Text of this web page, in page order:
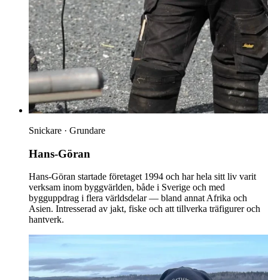
Snickare · Grundare
Hans-Göran
Hans-Göran startade företaget 1994 och har hela sitt liv varit
verksam inom byggvärlden, både i Sverige och med
bygguppdrag i flera världsdelar — bland annat Afrika och
Asien. Intresserad av jakt, fiske och att tillverka träfigurer och
hantverk.